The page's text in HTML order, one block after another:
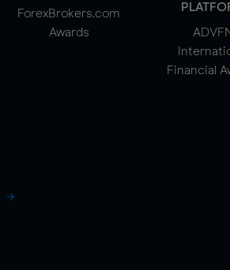
ForexBrokers.com
Awards
Financial